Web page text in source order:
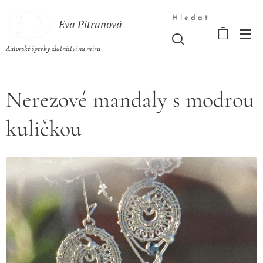
Eva Pitrunová
Autorské šperky zlatnictví na míru
Hledat
Nerezové mandaly s modrou
kuličkou